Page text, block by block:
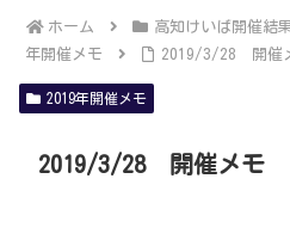
ホーム 高知けいば開催結
年開催メモ
2019/3/28 開催
2019年開催メモ
2019/3/28 開催メモ